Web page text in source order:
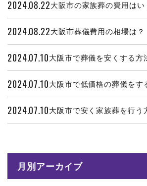
2024.08.22大阪市の家族葬の費用はい
2024.08.22大阪市葬儀費用の相場は？
2024.07.10大阪市で葬儀を安くする方
2024.07.10大阪市で低価格の葬儀をす
2024.07.10大阪市で安く家族葬を行う
月別アーカイブ